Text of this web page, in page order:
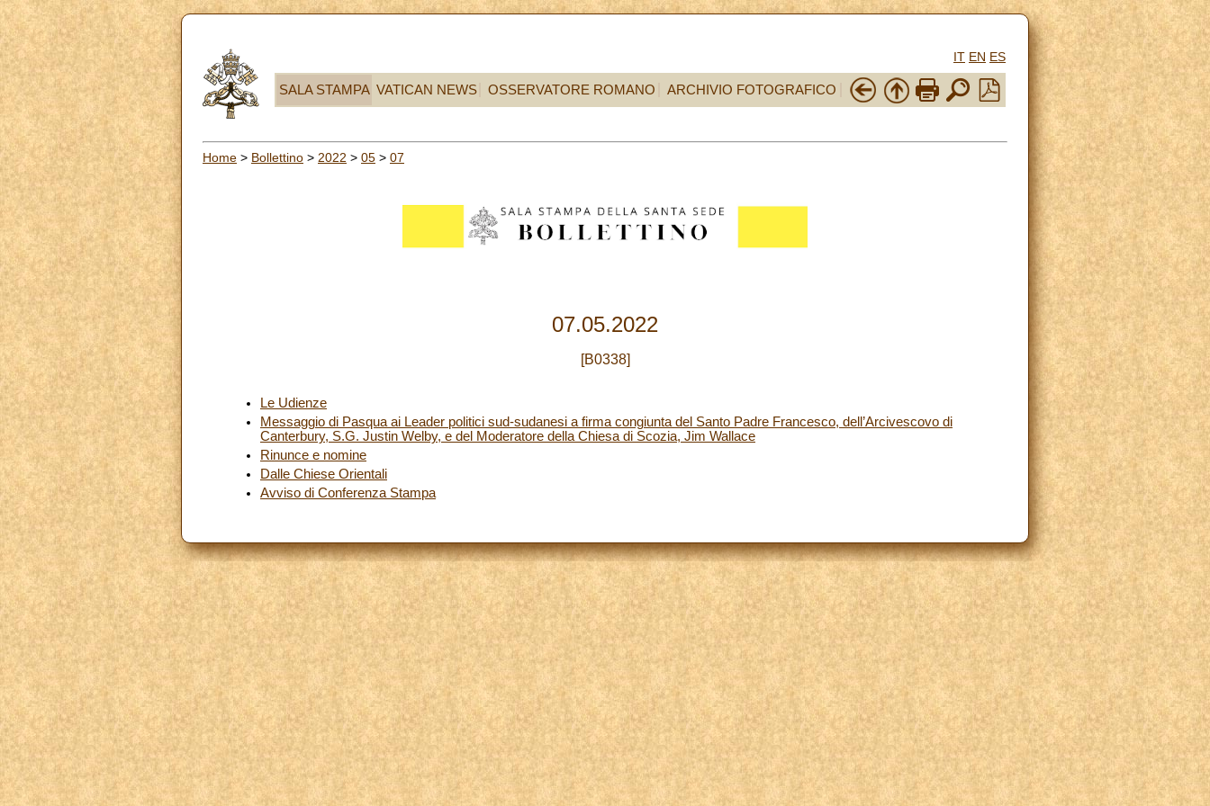
IT EN ES
SALA STAMPA VATICAN NEWS OSSERVATORE ROMANO ARCHIVIO FOTOGRAFICO
Home > Bollettino > 2022 > 05 > 07
07.05.2022
[B0338]
Le Udienze
Messaggio di Pasqua ai Leader politici sud-sudanesi a firma congiunta del Santo Padre Francesco, dell’Arcivescovo di
Canterbury, S.G. Justin Welby, e del Moderatore della Chiesa di Scozia, Jim Wallace
Rinunce e nomine
Dalle Chiese Orientali
Avviso di Conferenza Stampa